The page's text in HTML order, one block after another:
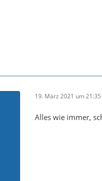
19. März 2021 um 21:35
Alles wie immer,